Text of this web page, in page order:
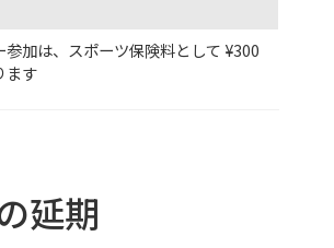
参加は、スポーツ保険料として ¥300
ます
延期